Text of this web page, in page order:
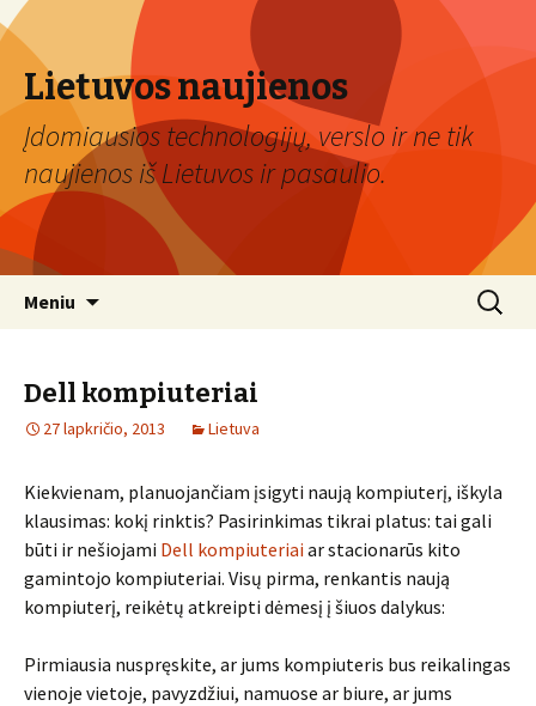
Lietuvos naujienos
Įdomiausios technologijų, verslo ir ne tik
naujienos iš Lietuvos ir pasaulio.
Meniu Ieškoti:
Dell kompiuteriai
27 lapkričio, 2013 Lietuva
Kiekvienam, planuojančiam įsigyti naują kompiuterį, iškyla
klausimas: kokį rinktis? Pasirinkimas tikrai platus: tai gali
būti ir nešiojami Dell kompiuteriaiar stacionarūs kito
gamintojo kompiuteriai. Visų pirma, renkantis naują
kompiuterį, reikėtų atkreipti dėmesį į šiuos dalykus:
Pirmiausia nuspręskite, ar jums kompiuteris bus reikalingas
vienoje vietoje, pavyzdžiui, namuose ar biure, ar jums